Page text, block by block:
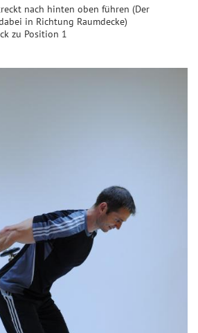
nach hinten oben führen (Der
in Richtung Raumdecke)
zu Position 1